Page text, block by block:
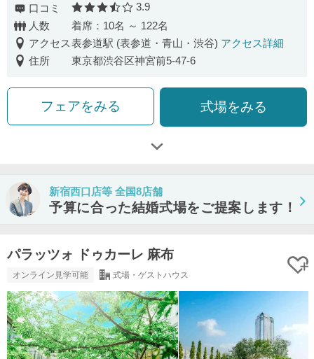
口コミ 口コミ評価
3.9
人数
着席：10名 ～ 122名
アクセス表参道駅 (表参道・青山・渋谷) アクセス詳細
住所
東京都渋谷区神宮前5-47-6
フェアをみる 式場をみる
新宿西口店等 全国8店舗
予算に合った結婚式場をご提案します！
パラッツォ ドゥカーレ 麻布
オンライン見学可能 式場・ゲストハウス